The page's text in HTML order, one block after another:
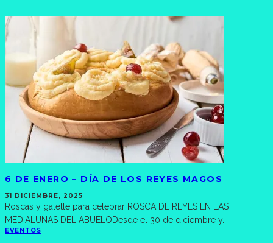
6 DE ENERO – DÍA DE LOS REYES MAGOS
31 DICIEMBRE, 2025
Roscas y galette para celebrar ROSCA DE REYES EN LAS
MEDIALUNAS DEL ABUELODesde el 30 de diciembre y...
EVENTOS